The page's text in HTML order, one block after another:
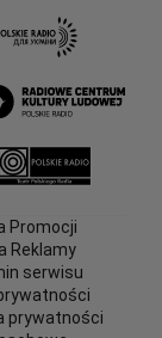
Promocji
Reklamy
serwisu
prywatności